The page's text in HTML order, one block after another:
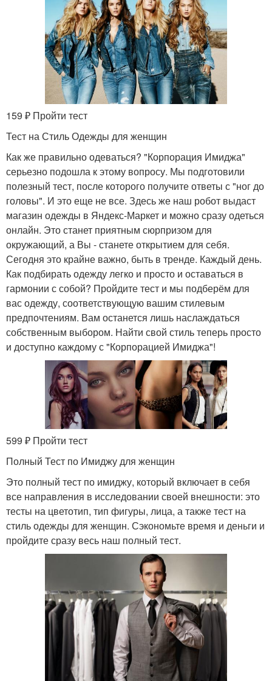
159 ₽ Пройти тест
Тест на Стиль Одежды для женщин
Как же правильно одеваться? "Корпорация Имиджа"
серьезно подошла к этому вопросу. Мы подготовили
полезный тест, после которого получите ответы с "ног до
головы". И это еще не все. Здесь же наш робот выдаст
магазин одежды в Яндекс-Маркет и можно сразу одеться
онлайн. Это станет приятным сюрпризом для
окружающий, а Вы - станете открытием для себя.
Сегодня это крайне важно, быть в тренде. Каждый день.
Как подбирать одежду легко и просто и оставаться в
гармонии с собой? Пройдите тест и мы подберём для
вас одежду, соответствующую вашим стилевым
предпочтениям. Вам останется лишь наслаждаться
собственным выбором. Найти свой стиль теперь просто
и доступно каждому с "Корпорацией Имиджа"!
599 ₽ Пройти тест
Полный Тест по Имиджу для женщин
Это полный тест по имиджу, который включает в себя
все направления в исследовании своей внешности: это
тесты на цветотип, тип фигуры, лица, а также тест на
стиль одежды для женщин. Сэкономьте время и деньги и
пройдите сразу весь наш полный тест.